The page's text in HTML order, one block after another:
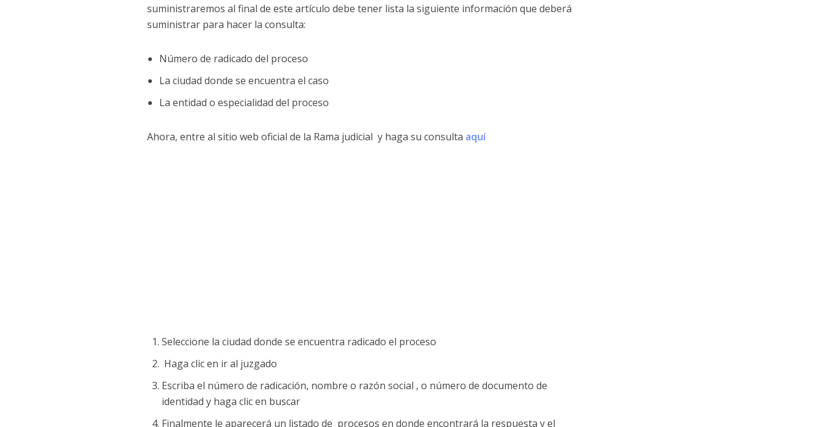
suministraremos al final de este artículo debe tener lista la siguiente información que deberá
suministrar para hacer la consulta:
Número de radicado del proceso
La ciudad donde se encuentra el caso
La entidad o especialidad del proceso
Ahora, entre al sitio web oficial de la Rama judicial y haga su consulta aquí
Seleccione la ciudad donde se encuentra radicado el proceso
Haga clic en ir al juzgado
Escriba el número de radicación, nombre o razón social , o número de documento de
identidad y haga clic en buscar
Finalmente le aparecerá un listado de procesos en donde encontrará la respuesta y el